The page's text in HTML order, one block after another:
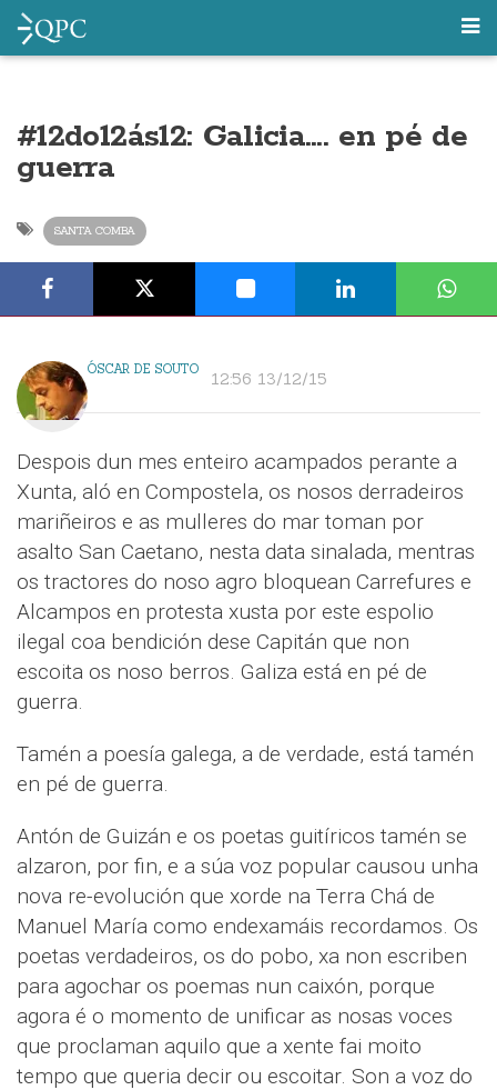
#12do12ás12: Galicia…. en pé de
guerra
SANTA COMBA
ÓSCAR DE SOUTO 12:56 13/12/15
Despois dun mes enteiro acampados perante a
Xunta, aló en Compostela, os nosos derradeiros
mariñeiros e as mulleres do mar toman por
asalto San Caetano, nesta data sinalada, mentras
os tractores do noso agro bloquean Carrefures e
Alcampos en protesta xusta por este espolio
ilegal coa bendición dese Capitán que non
escoita os noso berros. Galiza está en pé de
guerra.
Tamén a poesía galega, a de verdade, está tamén
en pé de guerra.
Antón de Guizán e os poetas guitíricos tamén se
alzaron, por fin, e a súa voz popular causou unha
nova re-evolución que xorde na Terra Chá de
Manuel María como endexamáis recordamos. Os
poetas verdadeiros, os do pobo, xa non escriben
para agochar os poemas nun caixón, porque
agora é o momento de unificar as nosas voces
que proclaman aquilo que a xente fai moito
tempo que queria decir ou escoitar. Son a voz do